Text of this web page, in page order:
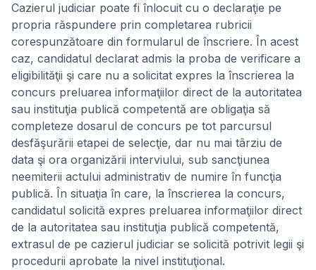
Cazierul judiciar poate fi înlocuit cu o declaraţie pe
propria răspundere prin completarea rubricii
corespunzătoare din formularul de înscriere. În acest
caz, candidatul declarat admis la proba de verificare a
eligibilităţii şi care nu a solicitat expres la înscrierea la
concurs preluarea informaţiilor direct de la autoritatea
sau instituţia publică competentă are obligaţia să
completeze dosarul de concurs pe tot parcursul
desfăşurării etapei de selecţie, dar nu mai târziu de
data şi ora organizării interviului, sub sancţiunea
neemiterii actului administrativ de numire în funcţia
publică. În situaţia în care, la înscrierea la concurs,
candidatul solicită expres preluarea informaţiilor direct
de la autoritatea sau instituţia publică competentă,
extrasul de pe cazierul judiciar se solicită potrivit legii şi
procedurii aprobate la nivel instituţional.